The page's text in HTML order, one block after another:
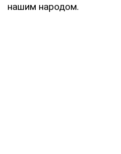
нашим народом.